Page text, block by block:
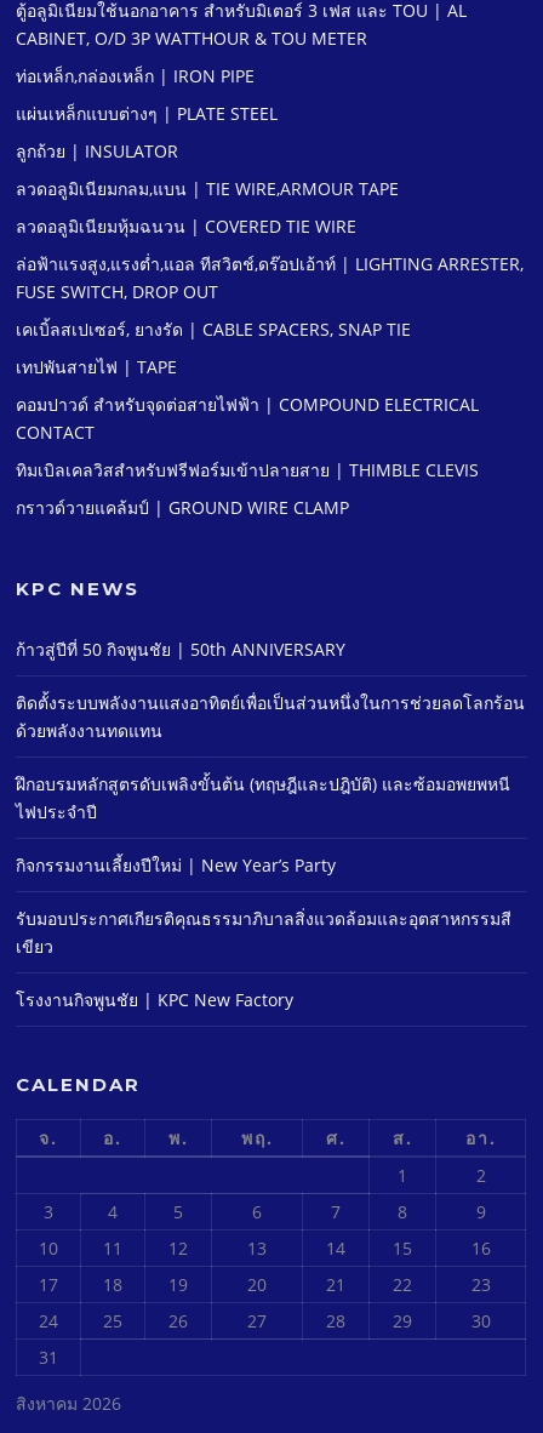
ตู้อลูมิเนียมใช้นอกอาคาร สําหรับมิเตอร์ 3 เฟส และ TOU | AL
CABINET, O/D 3P WATTHOUR & TOU METER
ท่อเหล็ก,กล่องเหล็ก | IRON PIPE
แผ่นเหล็กแบบต่างๆ | PLATE STEEL
ลูกถ้วย | INSULATOR
ลวดอลูมิเนียมกลม,แบน | TIE WIRE,ARMOUR TAPE
ลวดอลูมิเนียมหุ้มฉนวน | COVERED TIE WIRE
ล่อฟ้าแรงสูง,แรงตํ่า,แอล ทีสวิตช์,ดร๊อปเอ้าท์ | LIGHTING ARRESTER,
FUSE SWITCH, DROP OUT
เคเบิ้ลสเปเซอร์, ยางรัด | CABLE SPACERS, SNAP TIE
เทปพันสายไฟ | TAPE
คอมปาวด์ สําหรับจุดต่อสายไฟฟ้า | COMPOUND ELECTRICAL
CONTACT
ทิมเบิลเคลวิสสําหรับฟรีฟอร์มเข้าปลายสาย | THIMBLE CLEVIS
กราวด์วายแคล้มป์ | GROUND WIRE CLAMP
KPC NEWS
ก้าวสู่ปีที่ 50 กิจพูนชัย | 50th ANNIVERSARY
ติดตั้งระบบพลังงานแสงอาทิตย์เพื่อเป็นส่วนหนึ่งในการช่วยลดโลกร้อน
ด้วยพลังงานทดแทน
ฝึกอบรมหลักสูตรดับเพลิงขั้นต้น (ทฤษฎีและปฎิบัติ) และซ้อมอพยพหนี
ไฟประจําปี
กิจกรรมงานเลี้ยงปีใหม่ | New Year’s Party
รับมอบประกาศเกียรติคุณธรรมาภิบาลสิ่งแวดล้อมและอุตสาหกรรมสี
เขียว
โรงงานกิจพูนชัย | KPC New Factory
CALENDAR
สิงหาคม 2026
จ. อ. พ. พฤ. ศ. ส.
อา.
1
2
3
4 5 6 7 8
9
10
11 12 13 14 15
16
17
18 19 20 21 22
23
24
25 26 27 28 29
30
31